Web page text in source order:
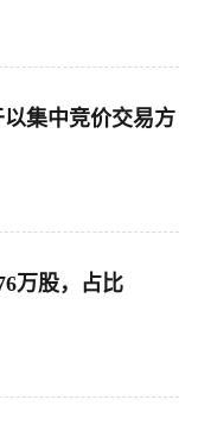
集中竞价交易方
万股，占比